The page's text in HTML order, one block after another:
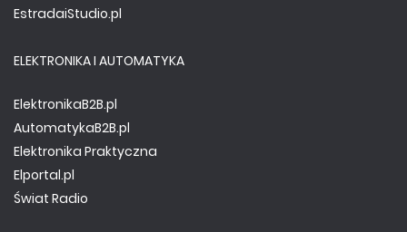
EstradaiStudio.pl
ELEKTRONIKA I AUTOMATYKA
ElektronikaB2B.pl
AutomatykaB2B.pl
Elektronika Praktyczna
Elportal.pl
Świat Radio